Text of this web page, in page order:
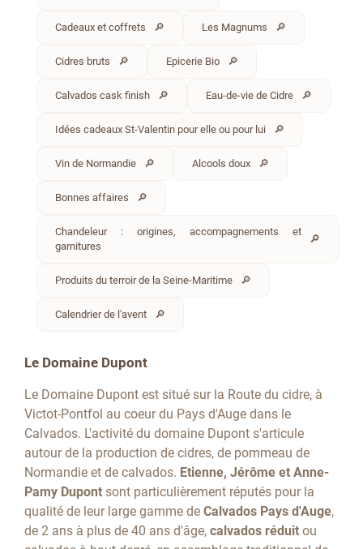
Cadeaux et coffrets Les Magnums
Cidres bruts Epicerie Bio
Calvados cask finish Eau-de-vie de Cidre
Idées cadeaux St-Valentin pour elle ou pour lui
Vin de Normandie Alcools doux
Bonnes affaires
Chandeleur : origines, accompagnements et
garnitures
Produits du terroir de la Seine-Maritime
Calendrier de l'avent
Le Domaine Dupont
Le Domaine Dupont est situé sur la Route du cidre, à
Victot-Pontfol au coeur du Pays d'Auge dans le
Calvados. L'activité du domaine Dupont s'articule
autour de la production de cidres, de pommeau de
Normandie et de calvados. Etienne, Jérôme et Anne-
Pamy Dupont sont particulièrement réputés pour la
qualité de leur large gamme de Calvados Pays d'Auge,
de 2 ans à plus de 40 ans d'âge, calvados réduit ou